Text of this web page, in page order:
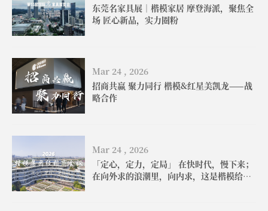
东莞名家具展｜楷模家居 摩登海派，聚焦全
场 匠心新品，实力圈粉
Mar 24 , 2026
招商共赢 聚力同行 楷模&红星美凯龙——战
略合作
Mar 24 , 2026
「定心，定力，定局」 在快时代，慢下来；
在向外求的浪潮里，向内求，这是楷模给出